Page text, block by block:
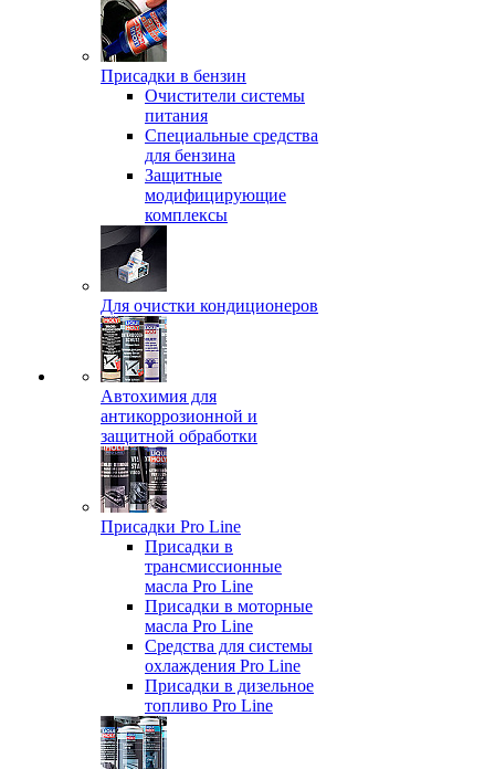
Присадки в бензин
Очистители системы
питания
Специальные срeдства
для бензина
Защитные
модифицирующие
комплексы
Для очистки кондиционеров
Автохимия для
антикоррозионной и
защитной обработки
Присадки Pro Line
Присадки в
трансмиссионные
масла Pro Line
Присадки в моторные
масла Pro Line
Средства для системы
охлаждения Pro Line
Присадки в дизельное
топливо Pro Line